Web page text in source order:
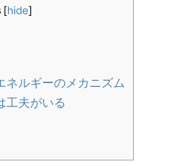
[hide]
ネルギーのメカニズム
工夫がいる